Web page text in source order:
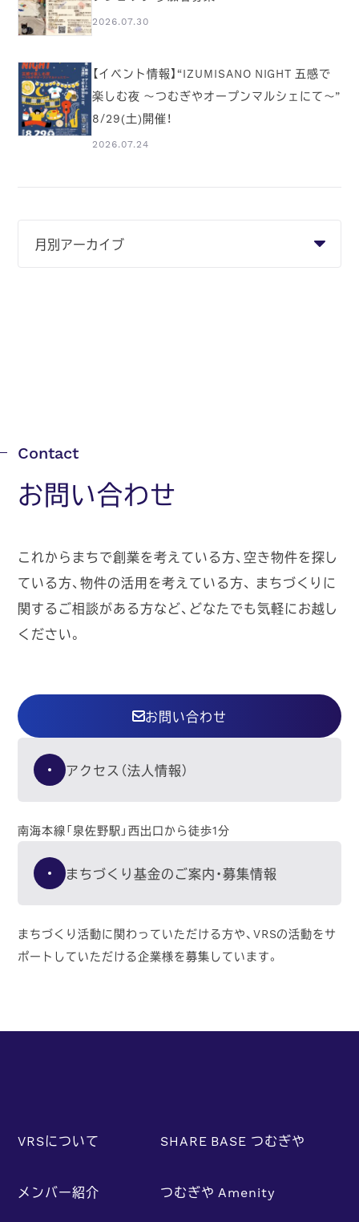
2026.07.30
【イベント情報】“IZUMISANO NIGHT 五感で
楽しむ夜 ～つむぎやオープンマルシェにて～”
8/29(土)開催！
2026.07.24
お問い合わせ
これからまちで創業を考えている方、空き物件を探し
ている方、物件の活用を考えている方、 まちづくりに
関するご相談がある方など、どなたでも気軽にお越し
ください。
お問い合わせ
アクセス（法人情報）
南海本線「泉佐野駅」西出口から徒歩1分
まちづくり基金のご案内・募集情報
まちづくり活動に関わっていただける方や、VRSの活動をサ
ポートしていただける企業様を募集しています。
VRSについて
メンバー紹介
SHARE BASE つむぎや
つむぎや Amenity